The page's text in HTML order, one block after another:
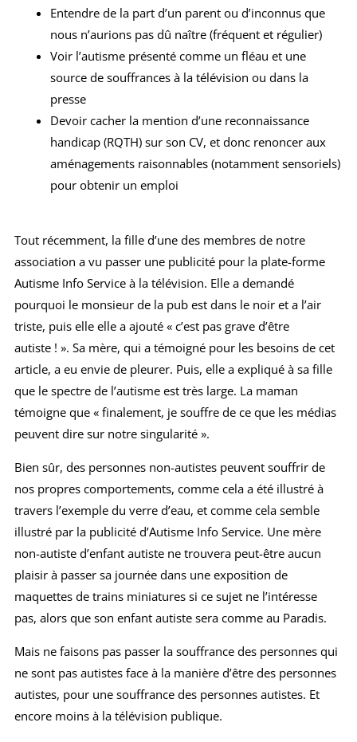
Entendre de la part d’un parent ou d’inconnus que
nous n’aurions pas dû naître (fréquent et régulier)
Voir l’autisme présenté comme un fléau et une
source de souffrances à la télévision ou dans la
presse
Devoir cacher la mention d’une reconnaissance
handicap (RQTH) sur son CV, et donc renoncer aux
aménagements raisonnables (notamment sensoriels)
pour obtenir un emploi
Tout récemment, la fille d’une des membres de notre
association a vu passer une publicité pour la plate-forme
Autisme Info Service à la télévision. Elle a demandé
pourquoi le monsieur de la pub est dans le noir et a l’air
triste, puis elle elle a ajouté « c’est pas grave d’être
autiste ! ». Sa mère, qui a témoigné pour les besoins de cet
article, a eu envie de pleurer. Puis, elle a expliqué à sa fille
que le spectre de l’autisme est très large. La maman
témoigne que « finalement, je souffre de ce que les médias
peuvent dire sur notre singularité ».
Bien sûr, des personnes non-autistes peuvent souffrir de
nos propres comportements, comme cela a été illustré à
travers l’exemple du verre d’eau, et comme cela semble
illustré par la publicité d’Autisme Info Service. Une mère
non-autiste d’enfant autiste ne trouvera peut-être aucun
plaisir à passer sa journée dans une exposition de
maquettes de trains miniatures si ce sujet ne l’intéresse
pas, alors que son enfant autiste sera comme au Paradis.
Mais ne faisons pas passer la souffrance des personnes qui
ne sont pas autistes face à la manière d’être des personnes
autistes, pour une souffrance des personnes autistes. Et
encore moins à la télévision publique.